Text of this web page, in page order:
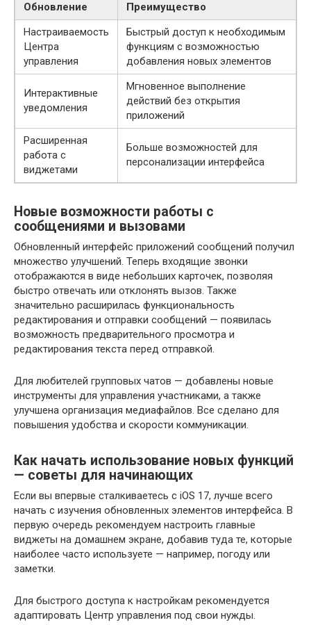
Обновление
Преимущество
Настраиваемость
Центра
управления
Быстрый доступ к необходимым
функциям с возможностью
добавления новых элементов
Интерактивные
уведомления
Мгновенное выполнение
действий без открытия
приложений
Расширенная
работа с
виджетами
Больше возможностей для
персонализации интерфейса
Новые возможности работы с
сообщениями и вызовами
Обновленный интерфейс приложений сообщений получил
множество улучшений. Теперь входящие звонки
отображаются в виде небольших карточек, позволяя
быстро отвечать или отклонять вызов. Также
значительно расширилась функциональность
редактирования и отправки сообщений — появилась
возможность предварительного просмотра и
редактирования текста перед отправкой.
Для любителей групповых чатов — добавлены новые
инструменты для управления участниками, а также
улучшена организация медиафайлов. Все сделано для
повышения удобства и скорости коммуникации.
Как начать использование новых функций
— советы для начинающих
Если вы впервые сталкиваетесь с iOS 17, лучше всего
начать с изучения обновленных элементов интерфейса. В
первую очередь рекомендуем настроить главные
виджеты на домашнем экране, добавив туда те, которые
наиболее часто используете — например, погоду или
заметки.
Для быстрого доступа к настройкам рекомендуется
адаптировать Центр управления под свои нужды.